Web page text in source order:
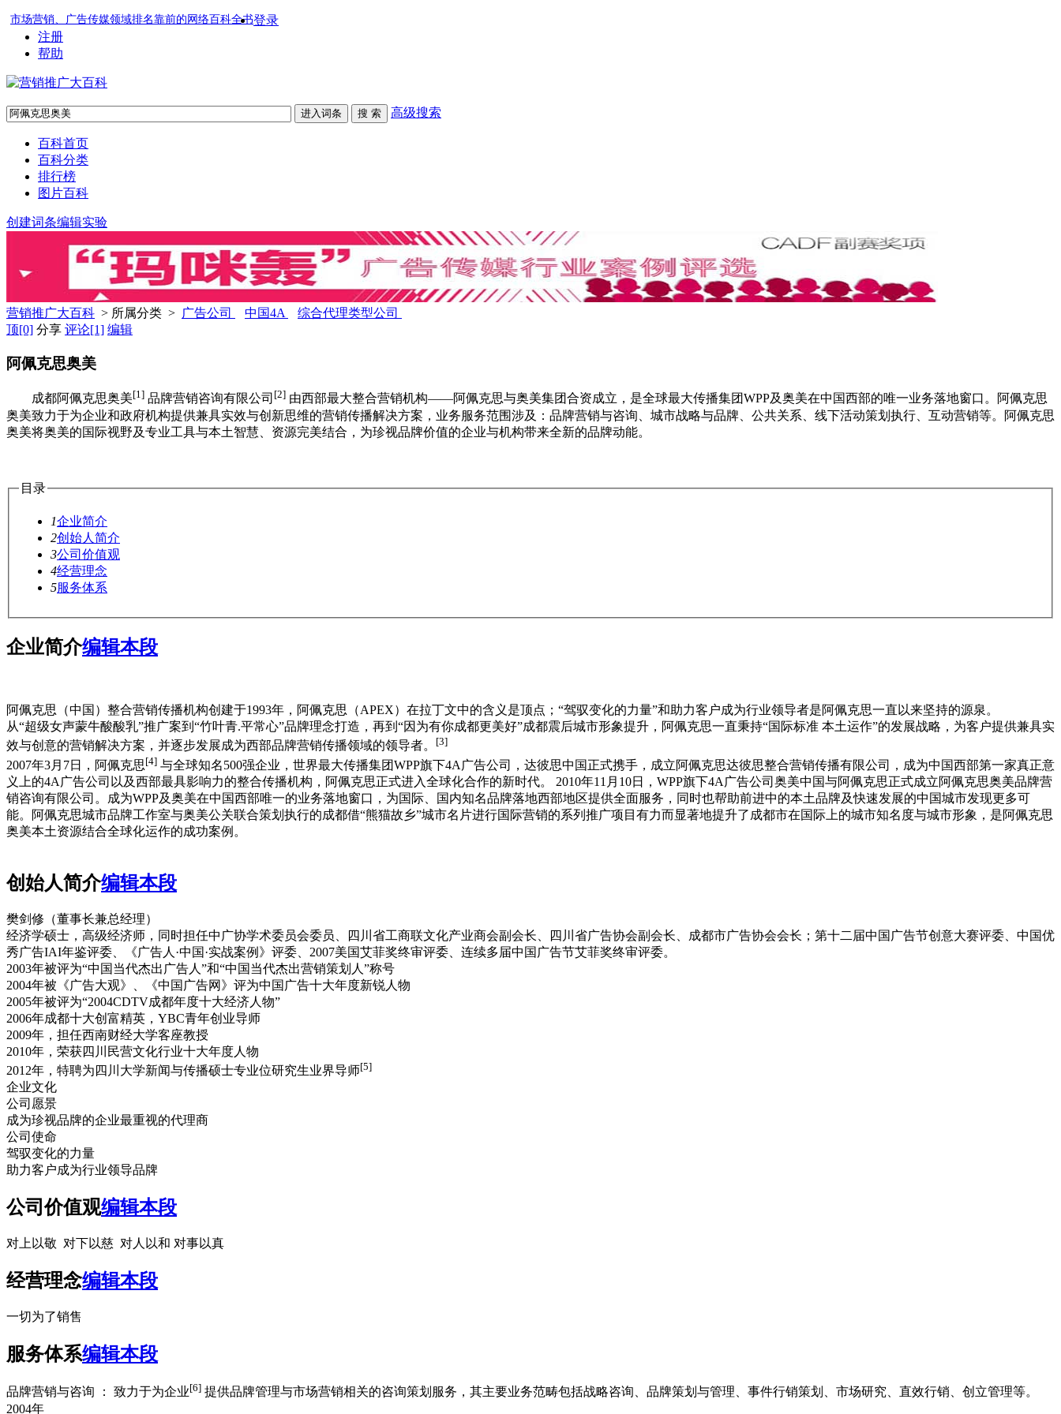
市场营销、广告传媒领域排名靠前的网络百科全书登录
注册
帮助
高级搜索
百科首页
百科分类
排行榜
图片百科
创建词条编辑实验
营销推广大百科 > 所属分类 > 广告公司 中国4A
综合代理类型公司
顶[0] 分享 评论[1] 编辑
阿佩克思奥美
成都阿佩克思奥美[1] 品牌营销咨询有限公司 [2] 由西部最大整合营销机构——阿佩克思与奥美集团合资成立，是全球最大传播集团WPP及奥美在中国西部的唯一业务落地窗口。阿佩克思
奥美致力于为企业和政府机构提供兼具实效与创新思维的营销传播解决方案，业务服务范围涉及：品牌营销与咨询、城市战略与品牌、公共关系、线下活动策划执行、互动营销等。阿佩克思
奥美将奥美的国际视野及专业工具与本土智慧、资源完美结合，为珍视品牌价值的企业与机构带来全新的品牌动能。
目录
1企业简介
2创始人简介
3公司价值观
4经营理念
5服务体系
企业简介编辑本段
阿佩克思（中国）整合营销传播机构创建于1993年，阿佩克思（APEX）在拉丁文中的含义是顶点；“驾驭变化的力量”和助力客户成为行业领导者是阿佩克思一直以来坚持的源泉。
从“超级女声蒙牛酸酸乳”推广案到“竹叶青.平常心”品牌理念打造，再到“因为有你成都更美好”成都震后城市形象提升，阿佩克思一直秉持“国际标准 本土运作”的发展战略，为客户提供兼具实
效与创意的营销解决方案，并逐步发展成为西部品牌营销传播领域的领导者。
[3]
2007年3月7日，阿佩克思[4] 与全球知名500强企业，世界最大传播集团WPP旗下4A广告公司，达彼思中国正式携手，成立阿佩克思达彼思整合营销传播有限公司，成为中国西部第一家真正意
义上的4A广告公司以及西部最具影响力的整合传播机构，阿佩克思正式进入全球化合作的新时代。 2010年11月10日，WPP旗下4A广告公司奥美中国与阿佩克思正式成立阿佩克思奥美品牌营
销咨询有限公司。成为WPP及奥美在中国西部唯一的业务落地窗口，为国际、国内知名品牌落地西部地区提供全面服务，同时也帮助前进中的本土品牌及快速发展的中国城市发现更多可
能。阿佩克思城市品牌工作室与奥美公关联合策划执行的成都借“熊猫故乡”城市名片进行国际营销的系列推广项目有力而显著地提升了成都市在国际上的城市知名度与城市形象，是阿佩克思
奥美本土资源结合全球化运作的成功案例。
创始人简介编辑本段
樊剑修（董事长兼总经理）
经济学硕士，高级经济师，同时担任中广协学术委员会委员、四川省工商联文化产业商会副会长、四川省广告协会副会长、成都市广告协会会长；第十二届中国广告节创意大赛评委、中国优
秀广告IAI年鉴评委、《广告人·中国·实战案例》评委、2007美国艾菲奖终审评委、连续多届中国广告节艾菲奖终审评委。
2003年被评为“中国当代杰出广告人”和“中国当代杰出营销策划人”称号
2004年被《广告大观》、《中国广告网》评为中国广告十大年度新锐人物
2005年被评为“2004CDTV成都年度十大经济人物”
2006年成都十大创富精英，YBC青年创业导师
2009年，担任西南财经大学客座教授
2010年，荣获四川民营文化行业十大年度人物
2012年，特聘为四川大学新闻与传播硕士专业位研究生业界导师[5]
企业文化
公司愿景
成为珍视品牌的企业最重视的代理商
公司使命
驾驭变化的力量
助力客户成为行业领导品牌
公司价值观编辑本段
对上以敬 对下以慈 对人以和 对事以真
经营理念编辑本段
一切为了销售
服务体系编辑本段
品牌营销与咨询 ： 致力于为企业[6] 提供品牌管理与市场营销相关的咨询策划服务，其主要业务范畴包括战略咨询、品牌策划与管理、事件行销策划、市场研究、直效行销、创立管理等。
2004年